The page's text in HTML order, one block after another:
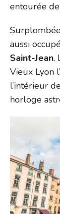
entourée
aussi
Saint-Jean.
Vieux Lyon
l’intérieur
horloge